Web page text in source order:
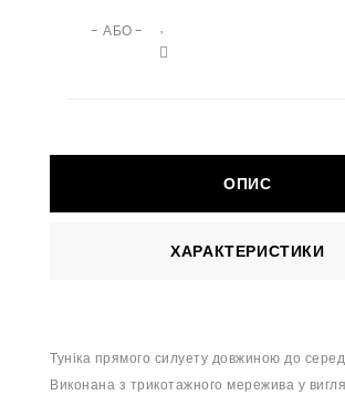
- АБО -
ОПИС
ХАРАКТЕРИСТИКИ
Туніка прямого силуету довжиною до
Виконана з трикотажного мережива у